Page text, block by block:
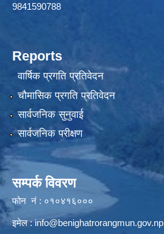
9841590788
Reports
वार्षिक प्रगति प्रतिवेदन
चौमासिक प्रगति प्रतिवेदन
सार्वजनिक सुनुवाई
सार्वजनिक परीक्षण
सम्पर्क विवरण
फोन नं : ०१०४१६०००
इमेल :info@benighatrorangmun.gov.np